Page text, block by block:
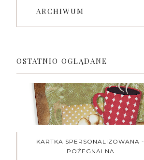
ARCHIWUM
OSTATNIO OGLĄDANE
KARTKA SPERSONALIZOWANA -
POŻEGNALNA